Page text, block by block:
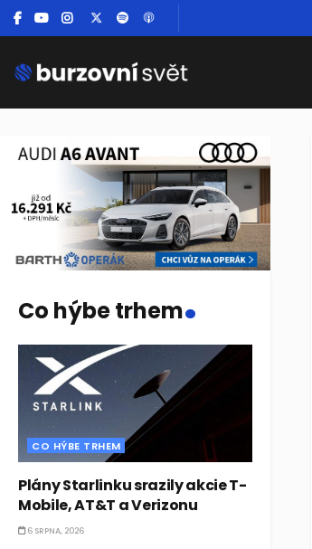
Co hýbe trhem.
CO HÝBE TRHEM
Plány Starlinku srazily akcie T-
Mobile, AT&T a Verizonu
6 SRPNA, 2026